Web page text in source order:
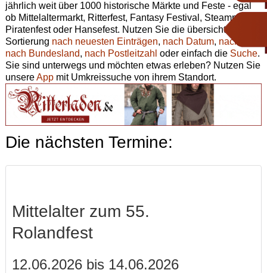
jährlich weit über 1000 historische Märkte und Feste - egal
ob Mittelaltermarkt, Ritterfest, Fantasy Festival, Steampunk,
Piratenfest oder Hansefest. Nutzen Sie die übersichtliche
Sortierung nach neuesten Einträgen, nach Datum, nach Ort
nach Bundesland, nach Postleitzahl oder einfach die Suche.
Sie sind unterwegs und möchten etwas erleben? Nutzen Sie
unsereAppmit Umkreissuche von ihrem Standort.
Die nächsten Termine:
Mittelalter zum 55.
Rolandfest
12.06.2026 bis 14.06.2026